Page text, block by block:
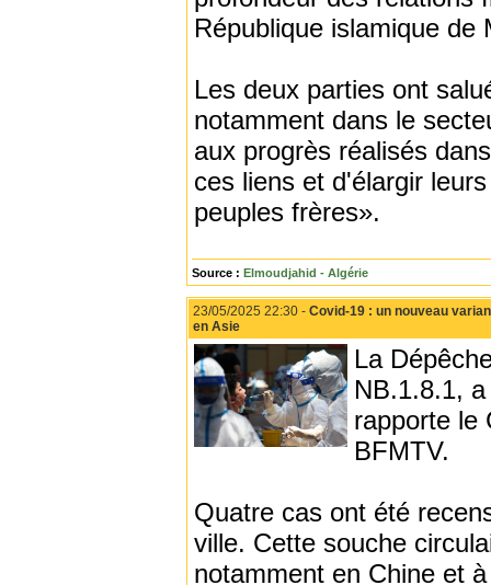
République islamique de
Les deux parties ont
notamment dans le
aux progrès réalisés
ces liens et d'élargir
peuples frères».
Source : Elmoudjahid - Algérie
23/05/2025 22:30 - Covid-19 : un nouveau
en Asie
La
NB.1.8.1,
rapporte le
BFMTV.
Quatre cas ont été
ville. Cette souche
notamment en Chine et